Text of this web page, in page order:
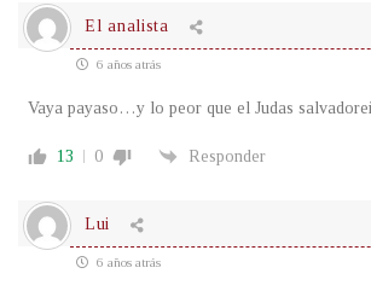
El analista
6 años atrás
Vaya payaso…y lo peor que el Judas
13 0 Responder
Lui
6 años atrás